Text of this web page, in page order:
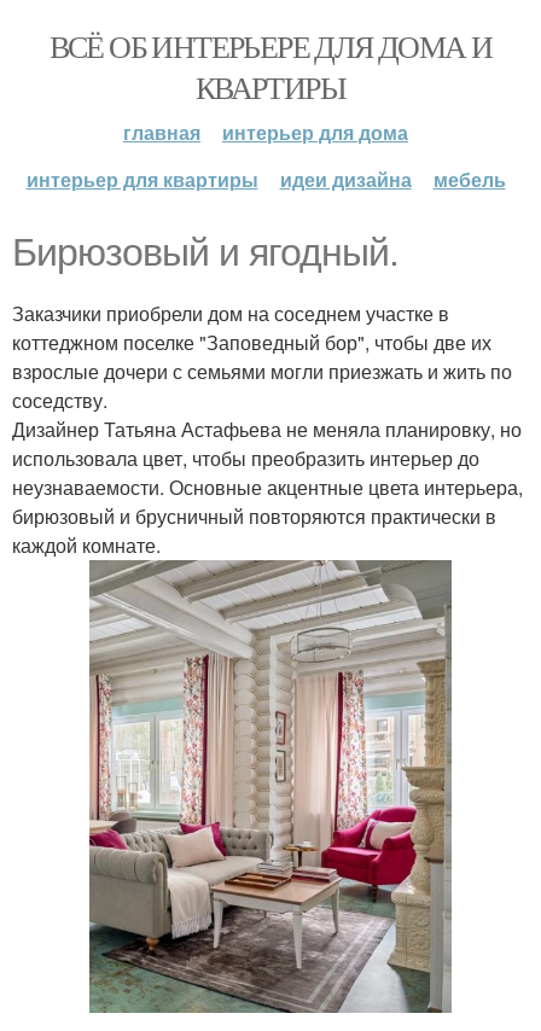
ВСЁ ОБ ИНТЕРЬЕРЕ ДЛЯ ДОМА И
КВАРТИРЫ
главная
интерьер для дома
интерьер для квартиры
идеи дизайна мебель
Бирюзовый и ягодный.
Заказчики приобрели дом на соседнем участке в
коттеджном поселке "Заповедный бор", чтобы две их
взрослые дочери с семьями могли приезжать и жить по
соседству.
Дизайнер Татьяна Астафьева не меняла планировку, но
использовала цвет, чтобы преобразить интерьер до
неузнаваемости. Основные акцентные цвета интерьера,
бирюзовый и брусничный повторяются практически в
каждой комнате.